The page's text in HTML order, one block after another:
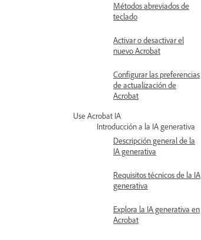
Métodos abreviados de
teclado
Activar o desactivar el
nuevo Acrobat
Configurar las preferencias
de actualización de
Acrobat
Use Acrobat IA
Introducción a la IA generativa
Descripción general de la
IA generativa
Requisitos técnicos de la IA
generativa
Explora la IA generativa en
Acrobat